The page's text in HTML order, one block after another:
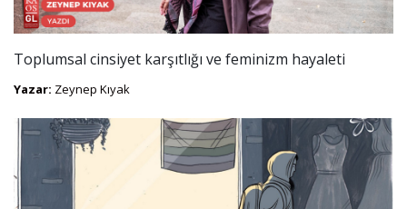
Toplumsal cinsiyet karşıtlığı ve feminizm hayaleti
Yazar: Zeynep Kıyak